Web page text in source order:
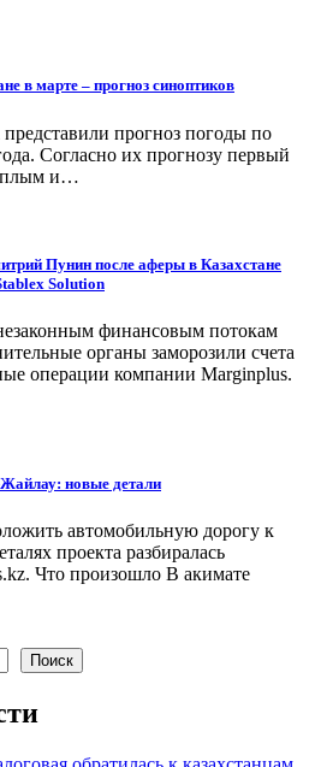
в марте – прогноз синоптиков
прогноз погоды по
Согласно их прогнозу первый
и…
Пунин после аферы в Казахстане
Solution
финансовым потокам
органы заморозили счета
операции компании Marginplus.
новые детали
автомобильную дорогу к
проекта разбиралась
Что произошло В акимате
Поиск